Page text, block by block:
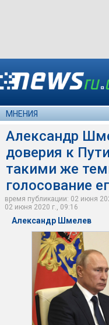
МНЕНИЯ
Александр
доверия к
такими же
голосование
время публикации: 02 июня
02 июня 2020 г., 09:16
Александр Шмелев